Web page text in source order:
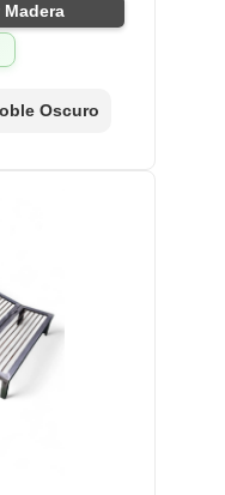
Madera
Oscuro